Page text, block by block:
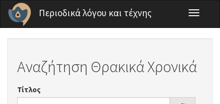
Παράκαμψη προς το κυρίως περιεχόμενο
Περιοδικά λόγου και τέχνης
Toggle
Αναζήτηση Θρακικά Χρονικά
Τίτλος